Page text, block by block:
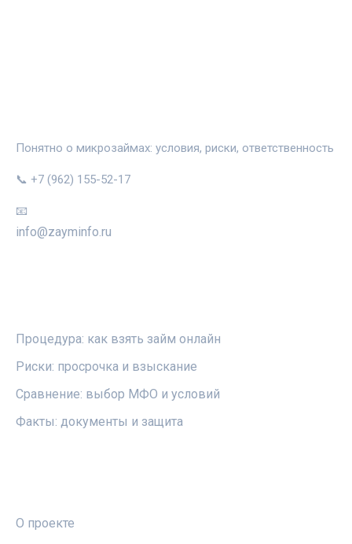
Понятно о микрозаймах: условия, риски, ответственность
📞 +7 (962) 155-52-17
📧
info@zayminfo.ru
Процедура: как взять займ онлайн
Риски: просрочка и взыскание
Сравнение: выбор МФО и условий
Факты: документы и защита
О проекте